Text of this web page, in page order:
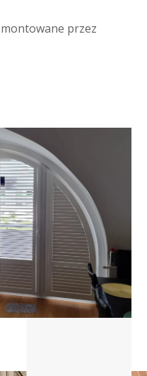
przez